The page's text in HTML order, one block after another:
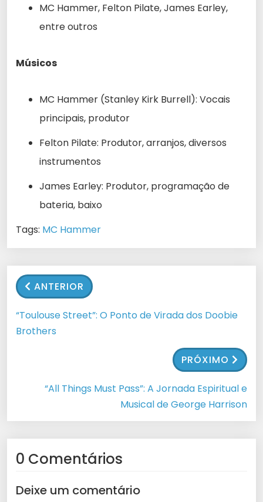
MC Hammer, Felton Pilate, James Earley,
entre outros
Músicos
MC Hammer (Stanley Kirk Burrell): Vocais
principais, produtor
Felton Pilate: Produtor, arranjos, diversos
instrumentos
James Earley: Produtor, programação de
bateria, baixo
Tags: MC Hammer
ANTERIOR
“Toulouse Street”: O Ponto de Virada dos Doobie
Brothers
PRÓXIMO
“All Things Must Pass”: A Jornada Espiritual e
Musical de George Harrison
0 Comentários
Deixe um comentário